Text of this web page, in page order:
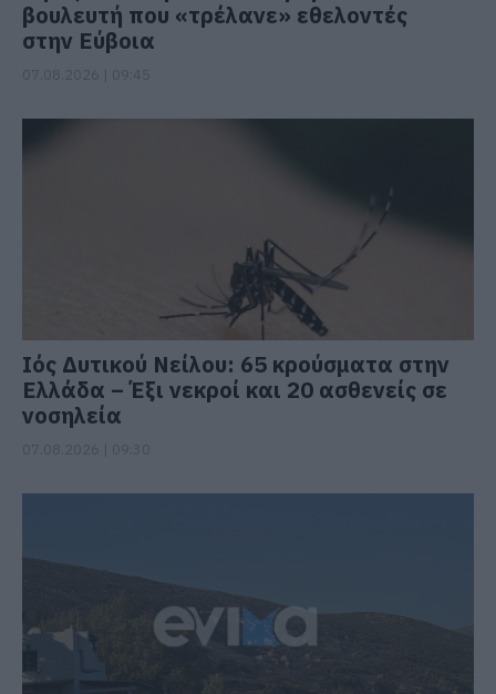
βουλευτή που «τρέλανε» εθελοντές
στην Εύβοια
Ιός Δυτικού Νείλου: 65 κρούσματα στην
Ελλάδα – Έξι νεκροί και 20 ασθενείς σε
νοσηλεία